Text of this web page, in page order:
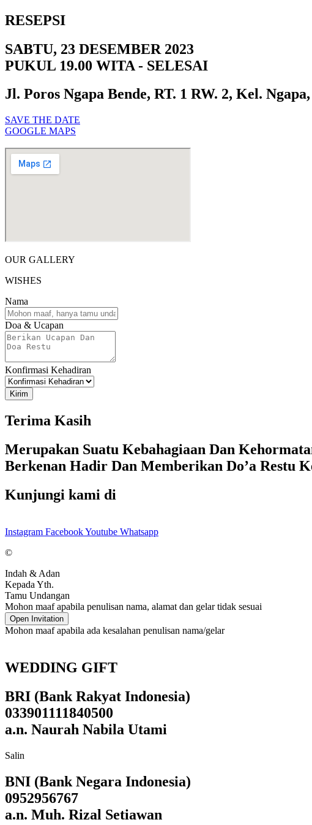
RESEPSI
SABTU, 23 DESEMBER 2023
PUKUL 19.00 WITA - SELESAI
Jl. Poros Ngapa Bende, RT. 1 RW. 2, Kel.
SAVE THE DATE
GOOGLE MAPS
OUR GALLERY
WISHES
Nama
Doa & Ucapan
Konfirmasi Kehadiran
Kirim
Terima Kasih
Merupakan Suatu Kebahagiaan Dan
Berkenan Hadir Dan Memberikan Do’a Restu
Kunjungi kami di
Instagram FacebookYoutube Whatsapp
©
Indah & Adan
Kepada Yth.
Tamu Undangan
Mohon maaf apabila penulisan nama, alamat dan gelar tidak sesuai
Open Invitation
Mohon maaf apabila ada kesalahan penulisan nama/gelar
WEDDING GIFT
BRI (Bank Rakyat Indonesia)
033901111840500
a.n. Naurah Nabila Utami
Salin
BNI (Bank Negara Indonesia)
0952956767
a.n. Muh. Rizal Setiawan